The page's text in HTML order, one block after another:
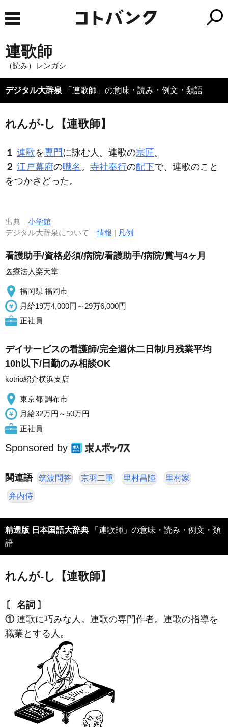
連歌師
（読み）レンガシ
デジタル大辞泉 「連歌師」の意味・読み・例文・類語
れんが‐し【連歌師】
１ 連歌を専門 に詠む人。連歌の宗匠。
２ 江戸幕府の職名 。 寺社奉行の配下で、連歌のこと
をつかさどった。
出典 小学館
デジタル大辞泉について情報 | 凡例
看護助手/資格必須/病院/看護助手/病院/賞与4ヶ月
医療法人楽天堂
福岡県 福岡市
月給19万4,000円～29万6,000円
正社員
デイサービスの看護師/完全週休二日制/月残業平均
10h以下/日勤のみ相談OK
kotrio紹介横浜支店
東京都 調布市
月給32万円～50万円
正社員
Sponsored by
関連語 筑波問答 京羽二重 里村昌陸 里村家
弁内侍
精選版 日本国語大辞典 「連歌師」の意味・読み・例文・類
語
れんが‐し【連歌師】
〘 名詞 〙
①連歌に巧みな人。連歌の専門作者。連歌の指導を
職業とする人。